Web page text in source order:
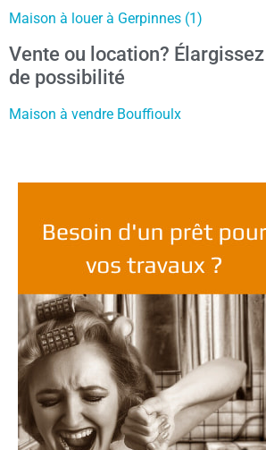
Maison à louer à Gerpinnes (1)
Vente ou location?
de possibilité
Maison à vendre Bouffioulx